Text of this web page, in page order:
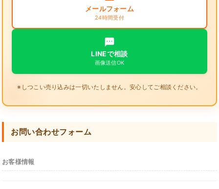
メールフォーム
24時間受付
LINEで相談
画像送信OK
※しつこい売り込みは一切いたしません。安心してご相談ください。
お問い合わせフォーム
お客様情報